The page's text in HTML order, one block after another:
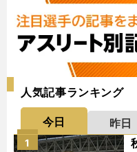
人気記事ランキング
今日 昨日
1